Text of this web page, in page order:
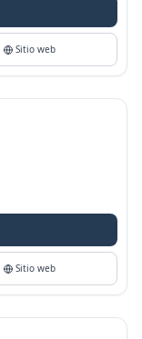
Sitio web
Sitio web